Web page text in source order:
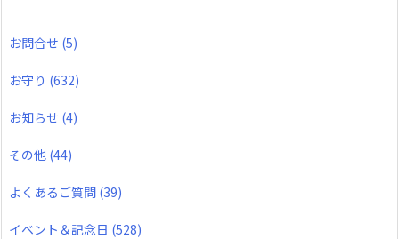
お問合せ (5)
お守り (632)
お知らせ (4)
その他 (44)
よくあるご質問 (39)
イベント＆記念日 (528)